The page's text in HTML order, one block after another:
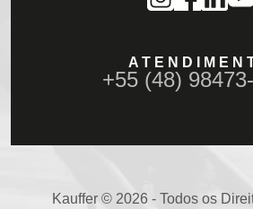
+55 (48)
Kauffer © 2026 - Todos os